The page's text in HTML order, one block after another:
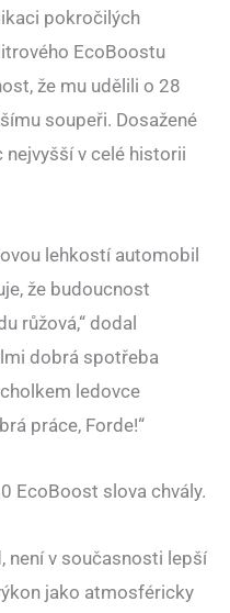
pokročilých
EcoBoostu
že mu udělili o 28
soupeři. Dosažené
v celé historii
lehkostí automobil
že budoucnost
růžová,“ dodal
dobrá spotřeba
ledovce
práce, Forde!“
EcoBoost slova chvály.
není v současnosti lepší
jako atmosféricky